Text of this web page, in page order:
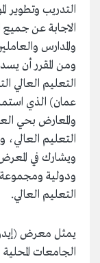
التدريب وتطوير
الاجابة عن
والمدارس
ومن المقرر أن
التعليم العالي
عمان) الذي
والمعارض بحي
التعليم العالي،
ودولية
التعليم العالي.
يمثل معرض
الجامعات